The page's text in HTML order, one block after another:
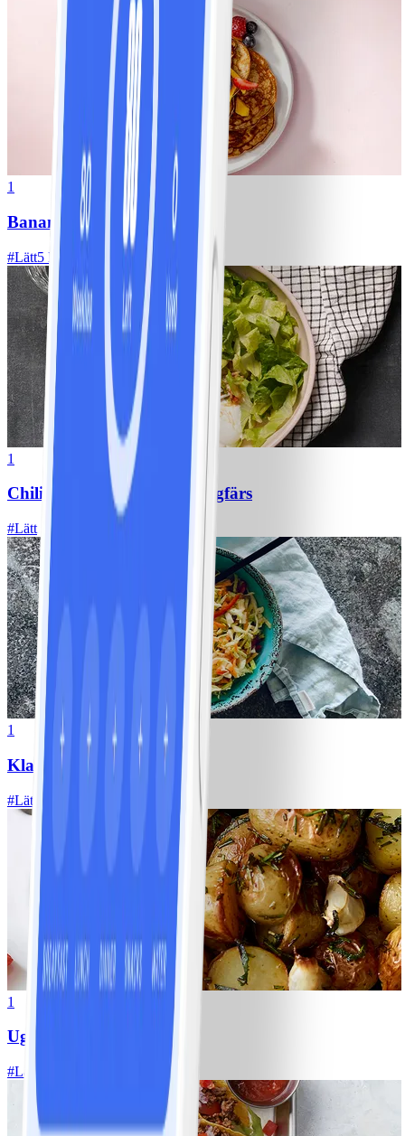
1
Bananpannkakor
#Lätt5 MIN
1
Chili con carne med kycklingfärs
#Lätt
1
Klassisk vitkålssallad
#Lätt
1
Ugnsrostad potatis
#Lätt